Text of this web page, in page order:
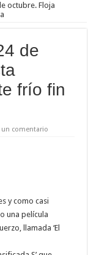
una gran película
octubre. Floja
de
frío fin
un comentario
y como casi
una película
llamada ‘El